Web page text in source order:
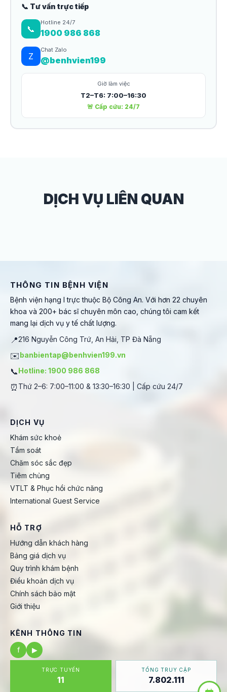
📞 Tư vấn trực tiếp
📞
Hotline 24/7
1900 986 868
Z
Chat Zalo
@benhvien199
Giờ làm việc
T2–T6: 7:00–16:30
🚨 Cấp cứu: 24/7
DỊCH VỤ LIÊN QUAN
THÔNG TIN BỆNH VIỆN
Bệnh viện hạng I trực thuộc Bộ Công An. Với hơn 22 chuyên
khoa và 200+ bác sĩ chuyên môn cao, chúng tôi cam kết
mang lại dịch vụ y tế chất lượng.
📍216 Nguyễn Công Trứ, An Hải, TP Đà Nẵng
✉️banbientap@benhvien199.vn
📞Hotline: 1900 986 868
⏰ Thứ 2–6: 7:00–11:00 & 13:30–16:30 | Cấp cứu 24/7
DỊCH VỤ
Khám sức khoẻ
Tầm soát
Chăm sóc sắc đẹp
Tiêm chủng
VTLT & Phục hồi chức năng
International Guest Service
HỖ TRỢ
Hướng dẫn khách hàng
Bảng giá dịch vụ
Quy trình khám bệnh
Điều khoản dịch vụ
Chính sách bảo mật
Giới thiệu
KÊNH THÔNG TIN
f
▶
TRỰC TUYẾN
11
TỔNG TRUY CẬP
7.802.111